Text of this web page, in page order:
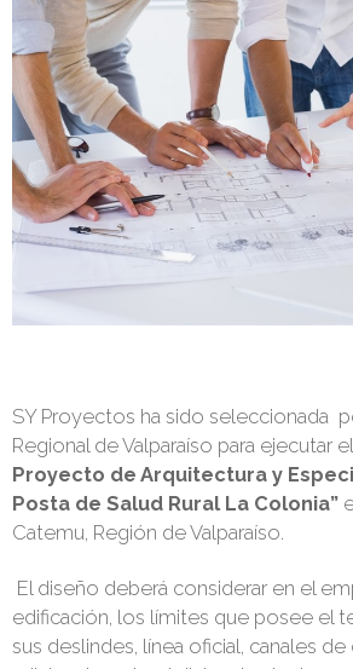
SY Proyectos ha sido seleccionada
Regional de Valparaíso para ejecutar el
Proyecto de Arquitectura y
Posta de Salud Rural La Colonia”
Catemu, Región de Valparaíso.
El diseño deberá considerar en el
edificación, los límites que posee el
sus deslindes, línea oficial, canales